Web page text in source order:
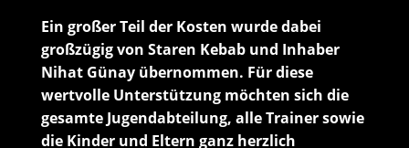
Ein großer Teil der Kosten wurde dabei
großzügig von Staren Kebab und Inhaber
Nihat Günay übernommen. Für diese
wertvolle Unterstützung möchten sich die
gesamte Jugendabteilung, alle Trainer sowie
die Kinder und Eltern ganz herzlich